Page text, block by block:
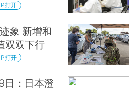
打开
象 新增和
双双下行
打开
日：日本澄